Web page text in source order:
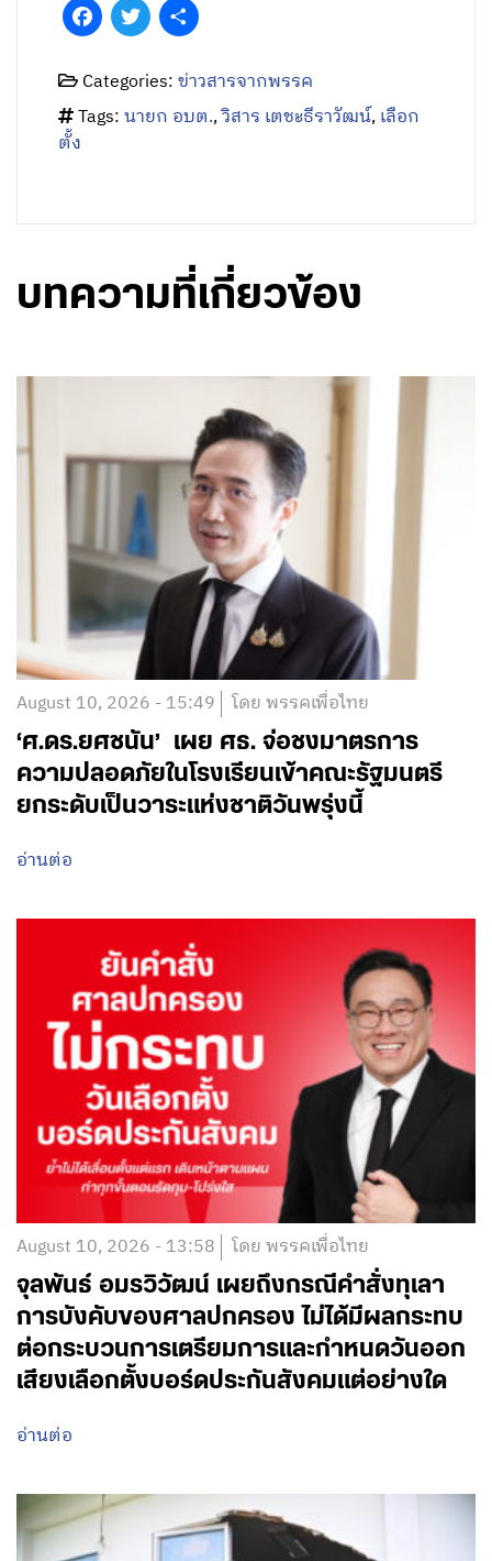
FacebookTwitter
Categories:ข่าวสารจากพรรค
Tags:นายก อบต.,วิสาร เตชะธีราวัฒน์,เลือก
ตั้ง
บทความที่เกี่ยวข้อง
August 10, 2026 - 15:49 โดย พรรคเพื่อไทย
‘ศ.ดร.ยศชนัน’ เผย ศธ. จ่อชงมาตรการ
ความปลอดภัยในโรงเรียนเข้าคณะรัฐมนตรี
ยกระดับเป็นวาระแห่งชาติวันพรุ่งนี้
อ่านต่อ
August 10, 2026 - 13:58 โดย พรรคเพื่อไทย
จุลพันธ์ อมรวิวัฒน์ เผยถึงกรณีคำสั่งทุเลา
การบังคับของศาลปกครอง ไม่ได้มีผลกระทบ
ต่อกระบวนการเตรียมการและกำหนดวันออก
เสียงเลือกตั้งบอร์ดประกันสังคมแต่อย่างใด
อ่านต่อ